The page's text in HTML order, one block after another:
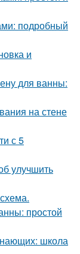
подробный
и
для ванны:
на стене
с 5
улучшить
простой
школа